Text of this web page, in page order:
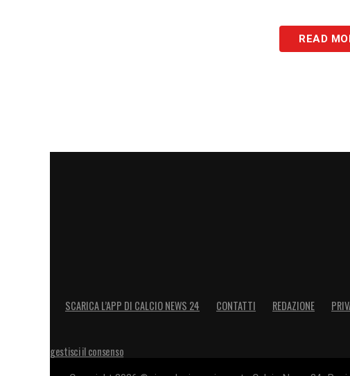
READ
SCARICA L’APP DI CALCIO NEWS 24 CONTATTI REDAZIONE
gestisci il consenso